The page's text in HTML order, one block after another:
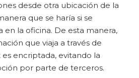
desde otra ubicación de la
que se haría si se
en la oficina. De esta manera,
que viaja a través de
encriptada, evitando la
por parte de terceros.